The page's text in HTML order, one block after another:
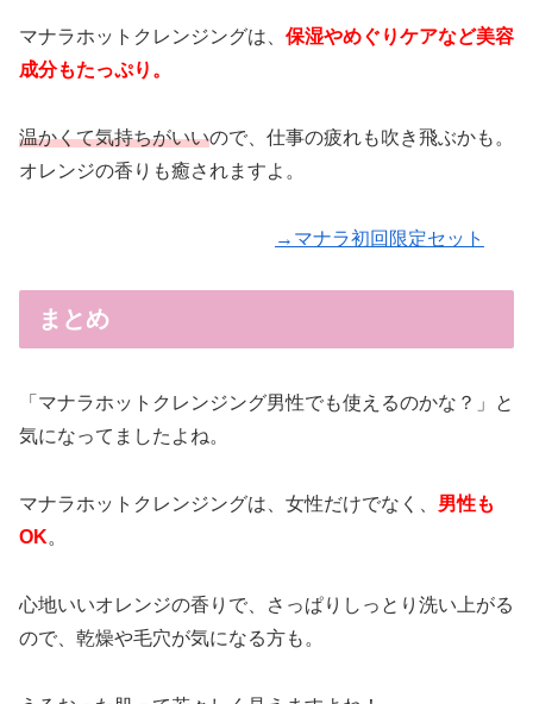
マナラホットクレンジングは、 保湿やめぐりケアなど美容
成分もたっぷり。
温かくて気持ちがいいので、仕事の疲れも吹き飛ぶかも。
オレンジの香りも癒されますよ。
→マナラ初回限定セット
まとめ
「マナラホットクレンジング男性でも使えるのかな？」と
気になってましたよね。
マナラホットクレンジングは、女性だけでなく、 男性も
OK。
心地いいオレンジの香りで、さっぱりしっとり洗い上がる
ので、乾燥や毛穴が気になる方も。